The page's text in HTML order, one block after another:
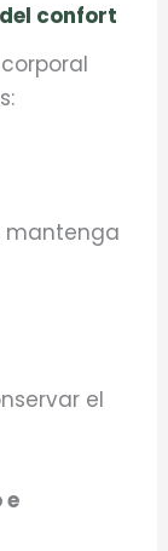
confort
mantenga
el
e